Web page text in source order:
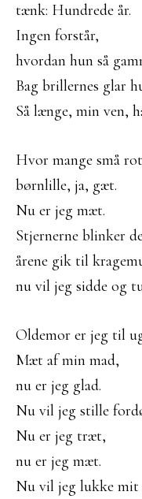
tænk: Hundrede år.
Ingen forstår,
hvordan hun så
Bag brillernes glar
Så længe, min ven,
Hvor mange små
børnlille, ja, gæt.
Nu er jeg mæt.
Stjernerne blinker
årene gik til
nu vil jeg sidde og
Oldemor er jeg til
Mæt af min mad,
nu er jeg glad.
Nu vil jeg stille
Nu er jeg træt,
nu er jeg mæt.
Nu vil jeg lukke mit